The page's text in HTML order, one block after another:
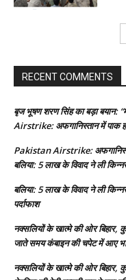
RECENT COMMENTS
बृज भूषण शरण सिंह का बड़ा बयान:
Airstrike: अफगानिस्तान में पाक
Pakistan Airstrike:
बलिया: 5 लाख के विवाद ने ली
बलिया: 5 लाख के विवाद ने ली
पर्दाफाश
नक्सलियों के खात्मे की ओर बिहार,
जाते समय कंबाइन की चपेट में आए
नक्सलियों के खात्मे की ओर बिहार,